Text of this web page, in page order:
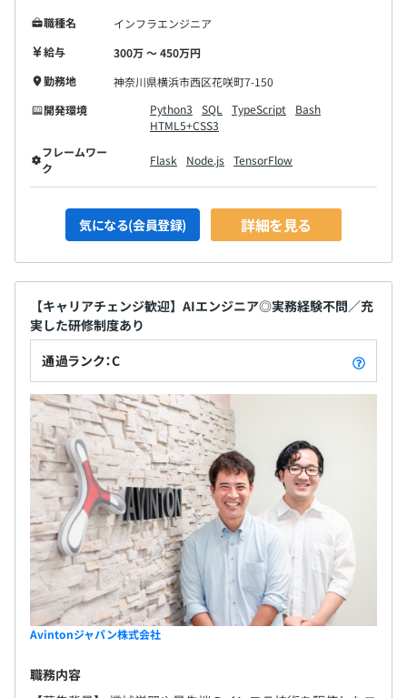
職種名
インフラエンジニア
給与
300万 〜 450万円
勤務地
神奈川県横浜市西区花咲町7-150
開発環境
Python3 SQL TypeScript
Bash
HTML5+CSS3
フレームワー
ク
Flask Node.js TensorFlow
気になる(会員登録) 詳細を見る
【キャリアチェンジ歓迎】AIエンジニア◎実務経験不問／充
実した研修制度あり
通過ランク：C
Avintonジャパン株式会社
職務内容